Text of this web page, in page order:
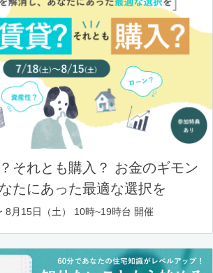
それとも購入？ お金のギモン
たにあった最適な選択を
8月15日（土） 10時~19時台 開催